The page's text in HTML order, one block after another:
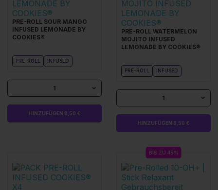
PRE-ROLL SOUR MANGO
INFUSED LEMONADE BY
COOKIES®
PRE-ROLL INFUSED
1
HINZUFÜGEN 8,50 €
PRE-ROLL WATERMELON
MOJITO INFUSED
LEMONADE BY COOKIES®
PRE-ROLL INFUSED
1
HINZUFÜGEN 8,50 €
BIS ZU 45%